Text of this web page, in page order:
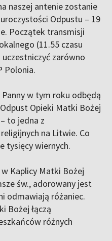
naszej antenie zostanie
Odpustu – 19
Początek transmisji
(11.55 czasu
zarówno
Polonia.
w tym roku odbędą
Opieki Matki Bożej
to jedna z
na Litwie. Co
tysięcy wiernych.
Kaplicy Matki Bożej
św., adorowany jest
odmawiają różaniec.
Bożej łączą
różnych